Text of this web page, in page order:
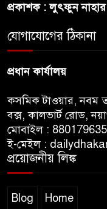
প্রকাশক : লুৎফুন নাহার
যোগাযোগের ঠিকানা
প্রধান কার্যালয়
কসমিক টাওয়ার, নবম
বক্স, কালভার্ট রোড,
মোবাইল :
ই-মেইল :
প্রয়োজনীয় লিঙ্ক
Blog Home